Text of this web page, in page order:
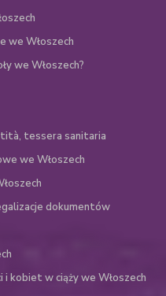
we Włoszech
we Włoszech?
tessera sanitaria
we Włoszech
dokumentów
i kobiet w ciąży we Włoszech